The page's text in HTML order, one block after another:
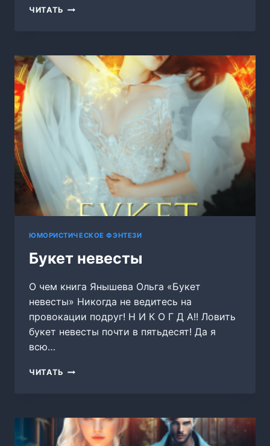
ЧИТАТЬ ПОСЛАННИЦА
ЮМОРИСТИЧЕСКОЕ ФЭНТЕЗИ
Букет невесты
О чем книга Янышева Ольга «Букет
невесты» Никогда не ведитесь на
провокации подруг! Н И К О Г Д А!! Ловить
букет невесты почти в пятьдесят! Да я
всю…
ЧИТАТЬ БУКЕТ